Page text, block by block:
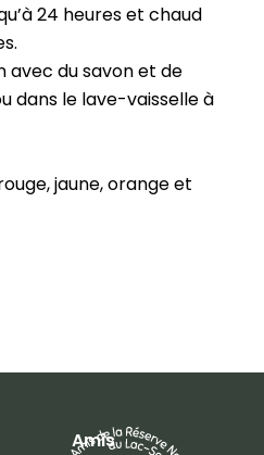
24 heures et chaud
avec du savon et de
dans le lave-vaisselle à
jaune, orange et
Amis